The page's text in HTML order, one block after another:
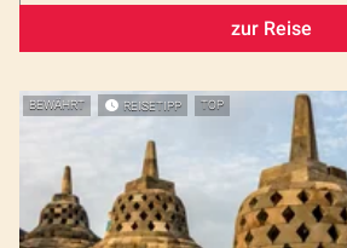
zur Reise
BEWÄHRT REISETIPP TOP